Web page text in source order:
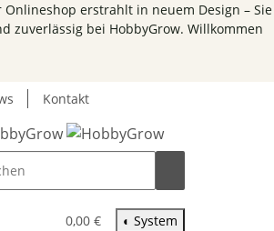
erstrahlt in neuem Design – Sie
zuverlässig bei HobbyGrow. Willkommen
Kontakt
0,00 € ◐ System